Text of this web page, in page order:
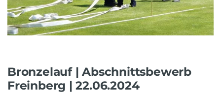
Bronzelauf | Abschnittsbewerb
Freinberg | 22.06.2024